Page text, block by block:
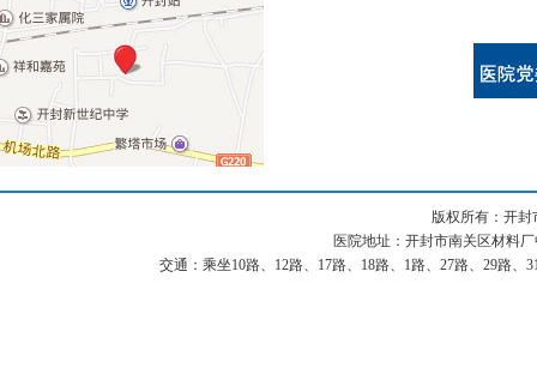
版权所有：开
医院地址：开封市南关区材料
交通：乘坐10路、12路、17路、18路、1路、27路、29路